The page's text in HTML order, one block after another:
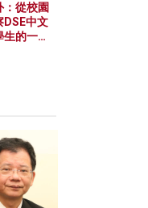
：從校園
DSE中文
的一點